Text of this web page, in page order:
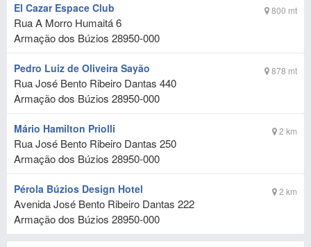
800 mt
El Cazar Espace Club
Rua A Morro Humaitá 6
Armação dos Búzios 28950-000
878 mt
Pedro Luiz de Oliveira Sayão
Rua José Bento Ribeiro Dantas 440
Armação dos Búzios 28950-000
2 km
Mário Hamilton Priolli
Rua José Bento Ribeiro Dantas 250
Armação dos Búzios 28950-000
2 km
Pérola Búzios Design Hotel
Avenida José Bento Ribeiro Dantas 222
Armação dos Búzios 28950-000